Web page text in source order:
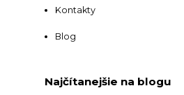
Kontakty
Blog
Najčítanejšie na blogu